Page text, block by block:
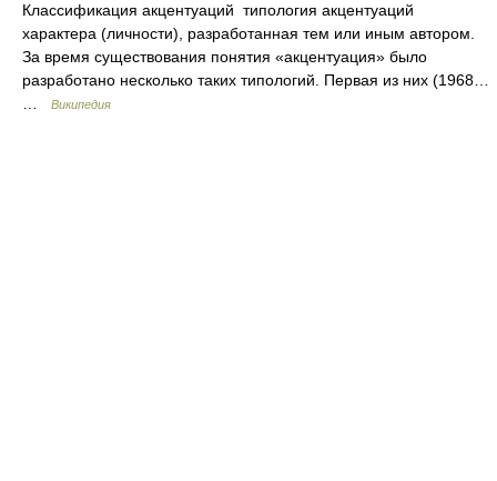
Классификация акцентуаций типология акцентуаций
характера (личности), разработанная тем или иным автором.
За время существования понятия «акцентуация» было
разработано несколько таких типологий. Первая из них (1968…
Википедия